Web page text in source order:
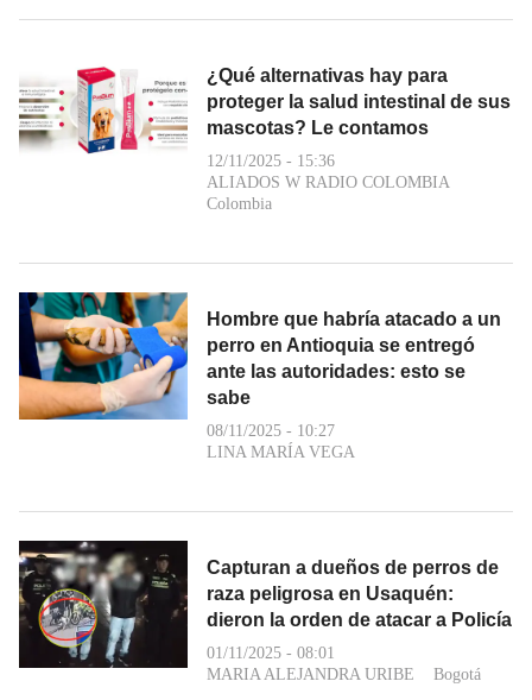
¿Qué alternativas hay para
proteger la salud intestinal de sus
mascotas? Le contamos
12/11/2025 - 15:36
ALIADOS W RADIO COLOMBIA
Colombia
Hombre que habría atacado a un
perro en Antioquia se entregó
ante las autoridades: esto se
sabe
08/11/2025 - 10:27
LINA MARÍA VEGA
Capturan a dueños de perros de
raza peligrosa en Usaquén:
dieron la orden de atacar a Policía
01/11/2025 - 08:01
MARIA ALEJANDRA URIBE
Bogotá